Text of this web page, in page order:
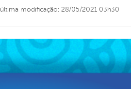
última modificação: 28/05/2021 03h30